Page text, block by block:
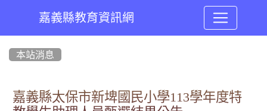
嘉義縣教育資訊網
本站消息
嘉義縣太保市新埤國民小學113學年度特